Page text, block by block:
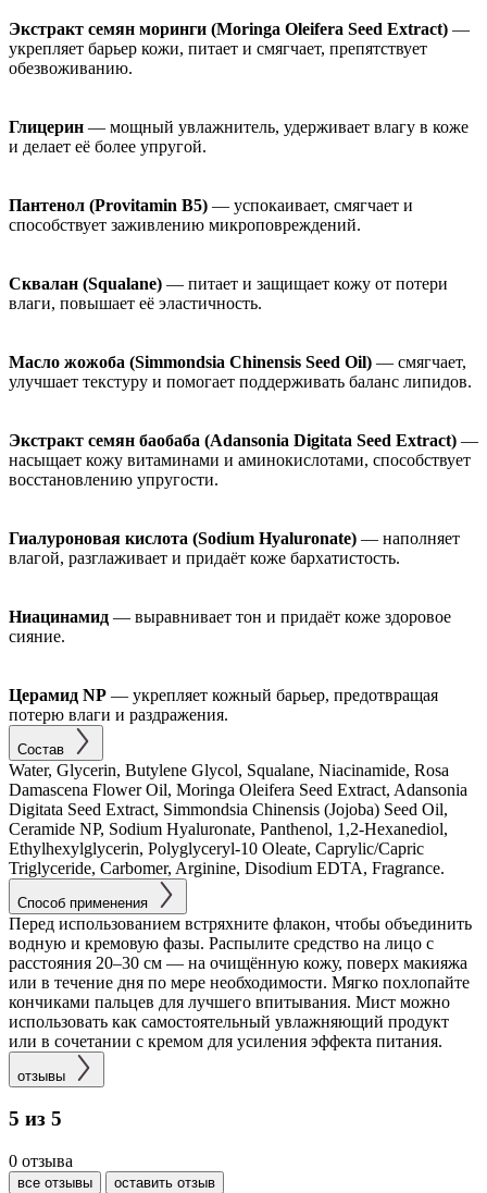
Экстракт семян моринги (Moringa Oleifera Seed Extract) —
укрепляет барьер кожи, питает и смягчает, препятствует
обезвоживанию.
Глицерин — мощный увлажнитель, удерживает влагу в коже
и делает её более упругой.
Пантенол (Provitamin B5) — успокаивает, смягчает и
способствует заживлению микроповреждений.
Сквалан (Squalane) — питает и защищает кожу от потери
влаги, повышает её эластичность.
Масло жожоба (Simmondsia Chinensis Seed Oil) — смягчает,
улучшает текстуру и помогает поддерживать баланс липидов.
Экстракт семян баобаба (Adansonia Digitata Seed Extract) —
насыщает кожу витаминами и аминокислотами, способствует
восстановлению упругости.
Гиалуроновая кислота (Sodium Hyaluronate) — наполняет
влагой, разглаживает и придаёт коже бархатистость.
Ниацинамид — выравнивает тон и придаёт коже здоровое
сияние.
Церамид NP — укрепляет кожный барьер, предотвращая
потерю влаги и раздражения.
Состав
Water, Glycerin, Butylene Glycol, Squalane, Niacinamide, Rosa
Damascena Flower Oil, Moringa Oleifera Seed Extract, Adansonia
Digitata Seed Extract, Simmondsia Chinensis (Jojoba) Seed Oil,
Ceramide NP, Sodium Hyaluronate, Panthenol, 1,2-Hexanediol,
Ethylhexylglycerin, Polyglyceryl-10 Oleate, Caprylic/Capric
Triglyceride, Carbomer, Arginine, Disodium EDTA, Fragrance.
Способ применения
Перед использованием встряхните флакон, чтобы объединить
водную и кремовую фазы. Распылите средство на лицо с
расстояния 20–30 см — на очищённую кожу, поверх макияжа
или в течение дня по мере необходимости. Мягко похлопайте
кончиками пальцев для лучшего впитывания. Мист можно
использовать как самостоятельный увлажняющий продукт
или в сочетании с кремом для усиления эффекта питания.
отзывы
5 из 5
0 отзыва
все отзывы оставить отзыв